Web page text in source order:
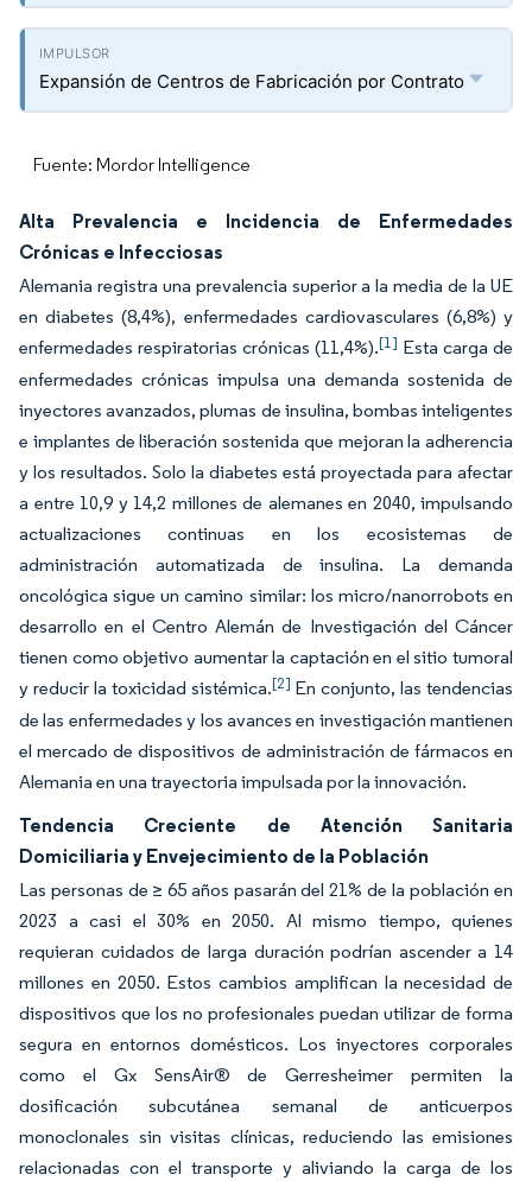
Expansión de Centros de Fabricación por Contrato
Fuente: Mordor Intelligence
Alta Prevalencia e Incidencia de Enfermedades
Crónicas e Infecciosas
Alemania registra una prevalencia superior a la media de la UE
en diabetes (8,4%), enfermedades cardiovasculares (6,8%) y
enfermedades respiratorias crónicas (11,4%).[1] Esta carga de
enfermedades crónicas impulsa una demanda sostenida de
inyectores avanzados, plumas de insulina, bombas inteligentes
e implantes de liberación sostenida que mejoran la adherencia
y los resultados. Solo la diabetes está proyectada para afectar
a entre 10,9 y 14,2 millones de alemanes en 2040, impulsando
actualizaciones continuas en los ecosistemas de
administración automatizada de insulina. La demanda
oncológica sigue un camino similar: los micro/nanorrobots en
desarrollo en el Centro Alemán de Investigación del Cáncer
tienen como objetivo aumentar la captación en el sitio tumoral
y reducir la toxicidad sistémica.[2] En conjunto, las tendencias
de las enfermedades y los avances en investigación mantienen
el mercado de dispositivos de administración de fármacos en
Alemania en una trayectoria impulsada por la innovación.
Tendencia Creciente de Atención Sanitaria
Domiciliaria y Envejecimiento de la Población
Las personas de ≥ 65 años pasarán del 21% de la población en
2023 a casi el 30% en 2050. Al mismo tiempo, quienes
requieran cuidados de larga duración podrían ascender a 14
millones en 2050. Estos cambios amplifican la necesidad de
dispositivos que los no profesionales puedan utilizar de forma
segura en entornos domésticos. Los inyectores corporales
como el Gx SensAir® de Gerresheimer permiten la
dosificación subcutánea semanal de anticuerpos
monoclonales sin visitas clínicas, reduciendo las emisiones
relacionadas con el transporte y aliviando la carga de los